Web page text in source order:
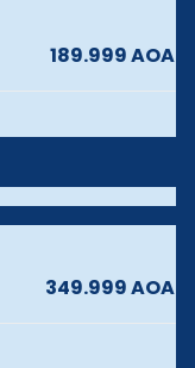
189.999 AOA
349.999 AOA